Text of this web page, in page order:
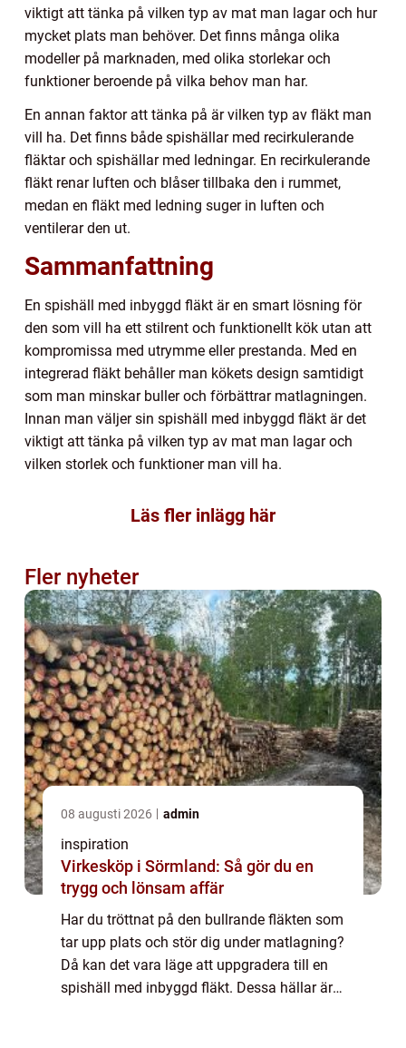
viktigt att tänka på vilken typ av mat man lagar och hur
mycket plats man behöver. Det finns många olika
modeller på marknaden, med olika storlekar och
funktioner beroende på vilka behov man har.
En annan faktor att tänka på är vilken typ av fläkt man
vill ha. Det finns både spishällar med recirkulerande
fläktar och spishällar med ledningar. En recirkulerande
fläkt renar luften och blåser tillbaka den i rummet,
medan en fläkt med ledning suger in luften och
ventilerar den ut.
Sammanfattning
En spishäll med inbyggd fläkt är en smart lösning för
den som vill ha ett stilrent och funktionellt kök utan att
kompromissa med utrymme eller prestanda. Med en
integrerad fläkt behåller man kökets design samtidigt
som man minskar buller och förbättrar matlagningen.
Innan man väljer sin spishäll med inbyggd fläkt är det
viktigt att tänka på vilken typ av mat man lagar och
vilken storlek och funktioner man vill ha.
Läs fler inlägg här
Fler nyheter
08 augusti 2026 admin
inspiration
Virkesköp i Sörmland: Så gör du en
trygg och lönsam affär
Har du tröttnat på den bullrande fläkten som
tar upp plats och stör dig under matlagning?
Då kan det vara läge att uppgradera till en
spishäll med inbyggd fläkt. Dessa hällar är